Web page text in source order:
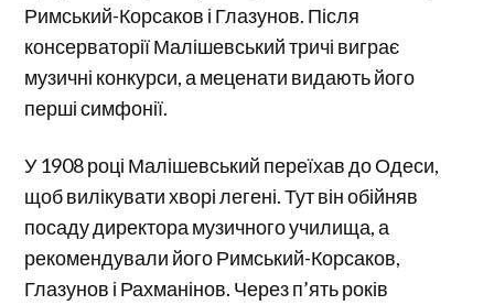
Римський-Корсаков і Глазунов. Після
консерваторії Малішевський тричі виграє
музичні конкурси, а меценати видають його
перші симфонії.
У 1908 році Малішевський переїхав до Одеси,
щоб вилікувати хворі легені. Тут він обійняв
посаду директора музичного училища, а
рекомендували його Римський-Корсаков,
Глазунов і Рахманінов. Через п’ять років